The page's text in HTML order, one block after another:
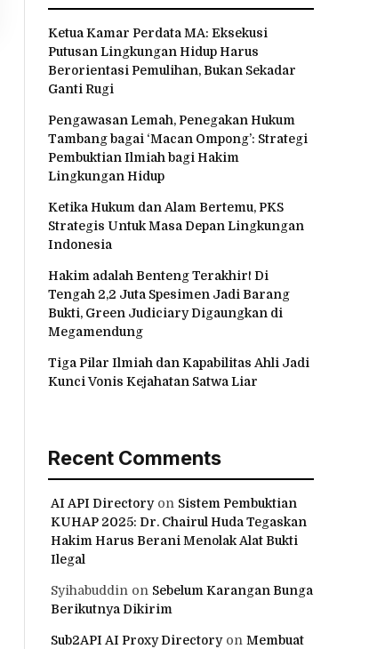
Ketua Kamar Perdata MA: Eksekusi
Putusan Lingkungan Hidup Harus
Berorientasi Pemulihan, Bukan Sekadar
Ganti Rugi
Pengawasan Lemah, Penegakan Hukum
Tambang bagai ‘Macan Ompong’: Strategi
Pembuktian Ilmiah bagi Hakim
Lingkungan Hidup
Ketika Hukum dan Alam Bertemu, PKS
Strategis Untuk Masa Depan Lingkungan
Indonesia
Hakim adalah Benteng Terakhir! Di
Tengah 2,2 Juta Spesimen Jadi Barang
Bukti, Green Judiciary Digaungkan di
Megamendung
Tiga Pilar Ilmiah dan Kapabilitas Ahli Jadi
Kunci Vonis Kejahatan Satwa Liar
Recent Comments
AI API Directoryon Sistem Pembuktian
KUHAP 2025: Dr. Chairul Huda Tegaskan
Hakim Harus Berani Menolak Alat Bukti
Ilegal
Syihabuddin on Sebelum Karangan Bunga
Berikutnya Dikirim
Sub2API AI Proxy Directoryon Membuat